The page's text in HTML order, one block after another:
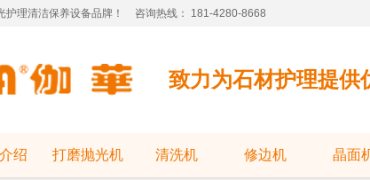
理清洁保养设备品牌！ 咨询热线： 181-4280-8668
致力为石材护理提供
绍 打磨抛光机 清洗机 修边机 晶面